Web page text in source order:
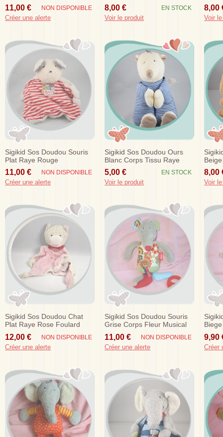
11,00 € NON DISPONIBLE
Créer une alerte
8,00 € EN STOCK
Voir le produit
8,00
Voir
Sigikid Sos Doudou Souris
Plat Raye Rouge
11,00 € NON DISPONIBLE
Créer une alerte
Sigikid Sos Doudou Ours
Blanc Corps Tissu Raye
5,00 € EN STOCK
Voir le produit
Fleur
8,00
Voir
Sigikid Sos Doudou Chat
Plat Raye Rose Foulard
Rouge
12,00 € NON DISPONIBLE
Créer une alerte
Sigikid Sos Doudou Souris
Grise Corps Fleur Musical
11,00 € NON DISPONIBLE
Créer une alerte
9,90
Créer